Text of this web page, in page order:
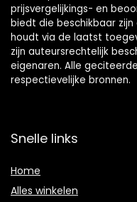
prijsvergelijkings- en
biedt die beschikbaar
houdt via de laatst
zijn auteursrechtelijk
eigenaren. Alle
respectievelijke bronnen.
Snelle links
Home
Alles winkelen